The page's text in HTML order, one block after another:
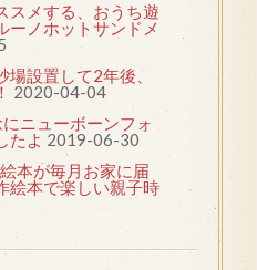
スメする、おうち遊
ノホットサンドメ
設置して2年後、
2020-04-04
ニューボーンフォ
たよ 2019-06-30
本が毎月お家に届
絵本で楽しい親子時